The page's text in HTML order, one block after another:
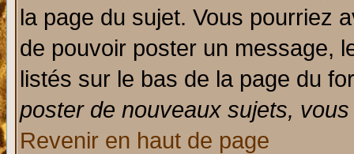
la page du sujet. Vous pourriez
de pouvoir poster un message,
listés sur le bas de la page du
poster de nouveaux sujets,
Revenir en haut de page